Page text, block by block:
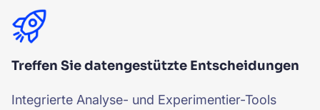
Treffen Sie datengestützte Entscheidungen
Integrierte Analyse- und Experimentier-Tools